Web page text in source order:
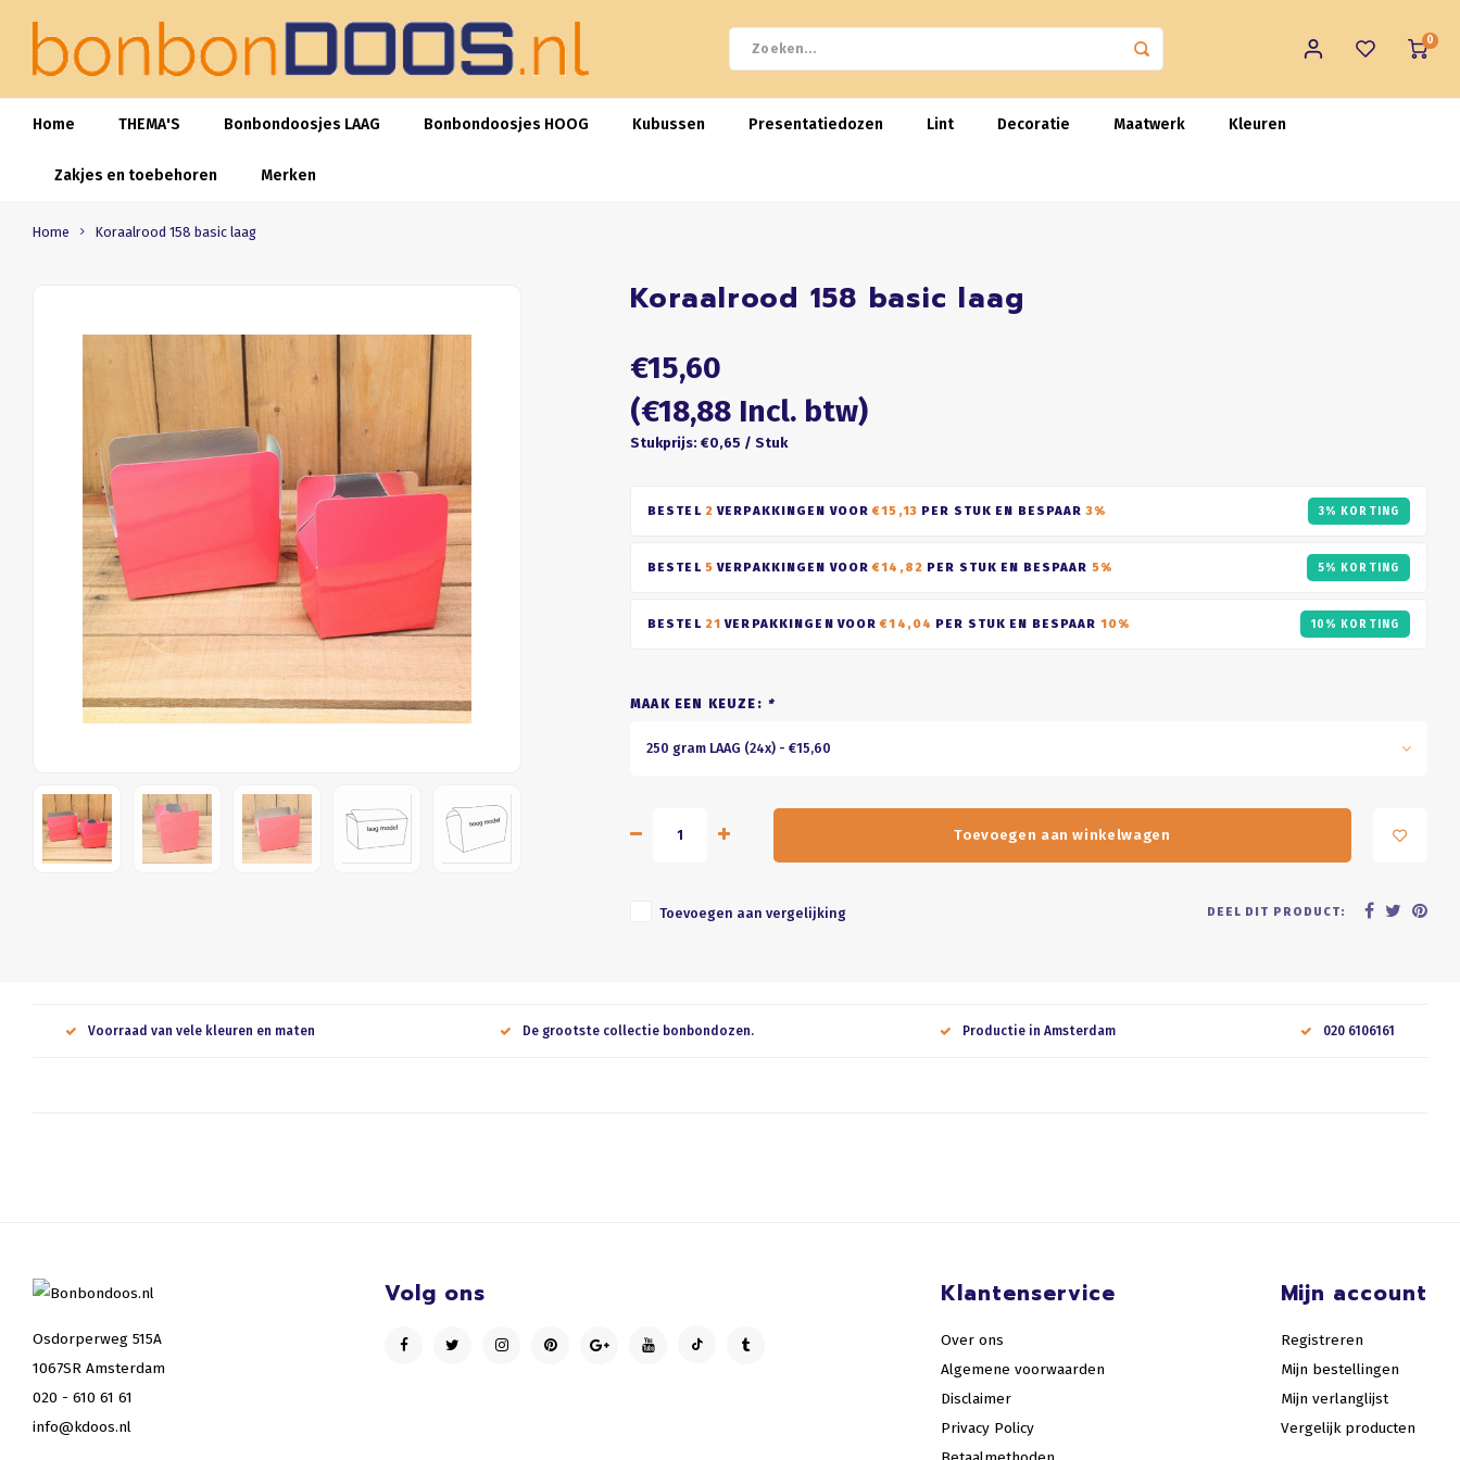
0
Home THEMA'S Bonbondoosjes LAAG Bonbondoosjes HOOG Kubussen Presentatiedozen Lint Decoratie Maatwerk Kleuren
Zakjes en toebehoren Merken
Home Koraalrood 158 basic laag
Koraalrood 158 basic laag
€15,60
(€18,88 Incl. btw)
Stukprijs: €0,65 / Stuk
BESTEL 2 VERPAKKINGEN VOOR€15,13 PER STUK EN BESPAAR3% 3% KORTING
BESTEL 5 VERPAKKINGEN VOOR€14,82 PER STUK EN BESPAAR 5% 5% KORTING
BESTEL 21 VERPAKKINGEN VOOR€14,04 PER STUK EN BESPAAR 10% 10% KORTING
MAAK EEN KEUZE: *
250 gram LAAG (24x) - €15,60
Toevoegen aan winkelwagen
Toevoegen aan vergelijking DEEL DIT PRODUCT:
Voorraad van vele kleuren en maten De grootste collectie bonbondozen. Productie in Amsterdam 020 6106161
Osdorperweg 515A
1067SR Amsterdam
020 - 610 61 61
info@kdoos.nl
Volg ons Klantenservice
Over ons
Algemene voorwaarden
Disclaimer
Privacy Policy
Mijn account
Registreren
Mijn bestellingen
Mijn verlanglijst
Vergelijk producten